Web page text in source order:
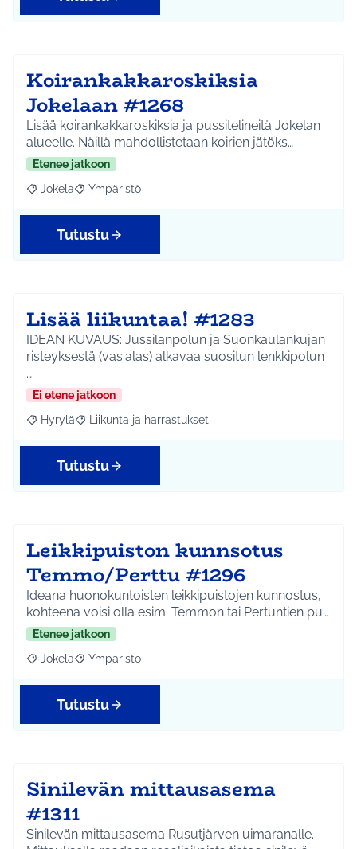
Koirankakkaroskiksia
Jokelaan #1268
Lisää koirankakkaroskiksia ja pussitelineitä Jokelan
alueelle. Näillä mahdollistetaan koirien jätöks…
Etenee jatkoon
Rajaa tulokset aihepiirin mukaan: Jokela
Jokela Rajaa tulokset teeman mukaan: Ympäristö
Ympäristö
Tutustu
Lisää liikuntaa! #1283
IDEAN KUVAUS: Jussilanpolun ja Suonkaulankujan
risteyksestä (vas.alas) alkavaa suositun lenkkipolun
…
Ei etene jatkoon
Rajaa tulokset aihepiirin mukaan: Hyrylä
Hyrylä Rajaa tulokset teeman mukaan: Liikunta ja
Liikunta ja harrastukset
Tutustu
Leikkipuiston kunnsotus
Temmo/Perttu #1296
Ideana huonokuntoisten leikkipuistojen kunnostus,
kohteena voisi olla esim. Temmon tai Pertuntien pu…
Etenee jatkoon
Rajaa tulokset aihepiirin mukaan: Jokela
Jokela Rajaa tulokset teeman mukaan: Ympäristö
Ympäristö
Tutustu
Sinilevän mittausasema
#1311
Sinilevän mittausasema Rusutjärven uimaranalle.